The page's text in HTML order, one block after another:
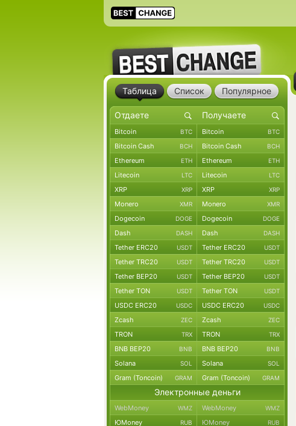
Таблица Список Популярное
Bitcoin BTC Bitcoin BTC
Bitcoin Cash BCH Bitcoin Cash BCH
Ethereum ETH Ethereum ETH
Litecoin LTC Litecoin LTC
XRP XRP XRP XRP
Monero XMR Monero XMR
Dogecoin DOGE Dogecoin DOGE
Dash DASH Dash DASH
Tether ERC20 USDT Tether ERC20 USDT
Tether TRC20 USDT Tether TRC20 USDT
Tether BEP20 USDT Tether BEP20 USDT
Tether TON USDT Tether TON USDT
USDC ERC20 USDC USDC ERC20 USDC
Zcash ZEC Zcash ZEC
TRON TRX TRON TRX
BNB BEP20 BNB BNB BEP20 BNB
Solana SOL Solana SOL
Gram (Toncoin) GRAM Gram (Toncoin) GRAM
Электронные деньги
WebMoney WMZ WebMoney WMZ
ЮMoney RUB ЮMoney RUB